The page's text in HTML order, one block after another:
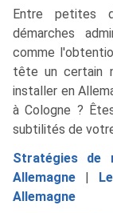
Entre petites
démarches
comme
tête un certain
installer en
à Cologne ?
subtilités de
Stratégies de
Allemagne |
Allemagne